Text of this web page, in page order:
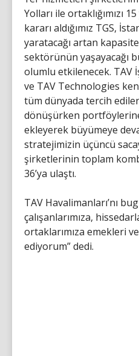
Yolları ile ortaklığımızı
kararı aldığımız TGS,
yaratacağı artan
sektörünün yaşayacağı
olumlu etkilenecek. TAV
ve TAV Technologies
tüm dünyada tercih
dönüşürken
ekleyerek büyümeye
stratejimizin üçüncü
şirketlerinin toplam
36’ya ulaştı.
TAV Havalimanları’nı
çalışanlarımıza,
ortaklarımıza emekleri
ediyorum” dedi.